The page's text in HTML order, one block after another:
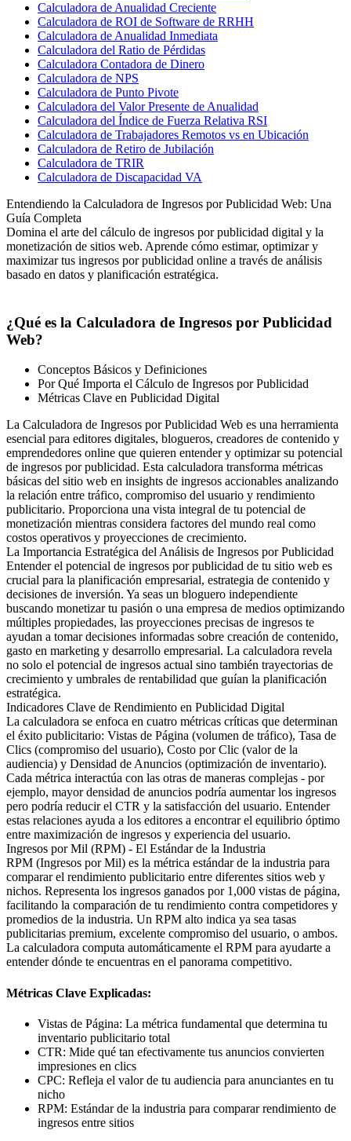
Calculadora de Anualidad Creciente
Calculadora de ROI de Software de RRHH
Calculadora de Anualidad Inmediata
Calculadora del Ratio de Pérdidas
Calculadora Contadora de Dinero
Calculadora de NPS
Calculadora de Punto Pivote
Calculadora del Valor Presente de Anualidad
Calculadora del Índice de Fuerza Relativa RSI
Calculadora de Trabajadores Remotos vs en Ubicación
Calculadora de Retiro de Jubilación
Calculadora de TRIR
Calculadora de Discapacidad VA
Entendiendo la Calculadora de Ingresos por Publicidad Web: Una
Guía Completa
Domina el arte del cálculo de ingresos por publicidad digital y la
monetización de sitios web. Aprende cómo estimar, optimizar y
maximizar tus ingresos por publicidad online a través de análisis
basado en datos y planificación estratégica.
¿Qué es la Calculadora de Ingresos por Publicidad
Web?
Conceptos Básicos y Definiciones
Por Qué Importa el Cálculo de Ingresos por Publicidad
Métricas Clave en Publicidad Digital
La Calculadora de Ingresos por Publicidad Web es una herramienta
esencial para editores digitales, blogueros, creadores de contenido y
emprendedores online que quieren entender y optimizar su potencial
de ingresos por publicidad. Esta calculadora transforma métricas
básicas del sitio web en insights de ingresos accionables analizando
la relación entre tráfico, compromiso del usuario y rendimiento
publicitario. Proporciona una vista integral de tu potencial de
monetización mientras considera factores del mundo real como
costos operativos y proyecciones de crecimiento.
La Importancia Estratégica del Análisis de Ingresos por Publicidad
Entender el potencial de ingresos por publicidad de tu sitio web es
crucial para la planificación empresarial, estrategia de contenido y
decisiones de inversión. Ya seas un bloguero independiente
buscando monetizar tu pasión o una empresa de medios optimizando
múltiples propiedades, las proyecciones precisas de ingresos te
ayudan a tomar decisiones informadas sobre creación de contenido,
gasto en marketing y desarrollo empresarial. La calculadora revela
no solo el potencial de ingresos actual sino también trayectorias de
crecimiento y umbrales de rentabilidad que guían la planificación
estratégica.
Indicadores Clave de Rendimiento en Publicidad Digital
La calculadora se enfoca en cuatro métricas críticas que determinan
el éxito publicitario: Vistas de Página (volumen de tráfico), Tasa de
Clics (compromiso del usuario), Costo por Clic (valor de la
audiencia) y Densidad de Anuncios (optimización de inventario).
Cada métrica interactúa con las otras de maneras complejas - por
ejemplo, mayor densidad de anuncios podría aumentar los ingresos
pero podría reducir el CTR y la satisfacción del usuario. Entender
estas relaciones ayuda a los editores a encontrar el equilibrio óptimo
entre maximización de ingresos y experiencia del usuario.
Ingresos por Mil (RPM) - El Estándar de la Industria
RPM (Ingresos por Mil) es la métrica estándar de la industria para
comparar el rendimiento publicitario entre diferentes sitios web y
nichos. Representa los ingresos ganados por 1,000 vistas de página,
facilitando la comparación de tu rendimiento contra competidores y
promedios de la industria. Un RPM alto indica ya sea tasas
publicitarias premium, excelente compromiso del usuario, o ambos.
La calculadora computa automáticamente el RPM para ayudarte a
entender dónde te encuentras en el panorama competitivo.
Métricas Clave Explicadas:
Vistas de Página: La métrica fundamental que determina tu
inventario publicitario total
CTR: Mide qué tan efectivamente tus anuncios convierten
impresiones en clics
CPC: Refleja el valor de tu audiencia para anunciantes en tu
nicho
RPM: Estándar de la industria para comparar rendimiento de
ingresos entre sitios